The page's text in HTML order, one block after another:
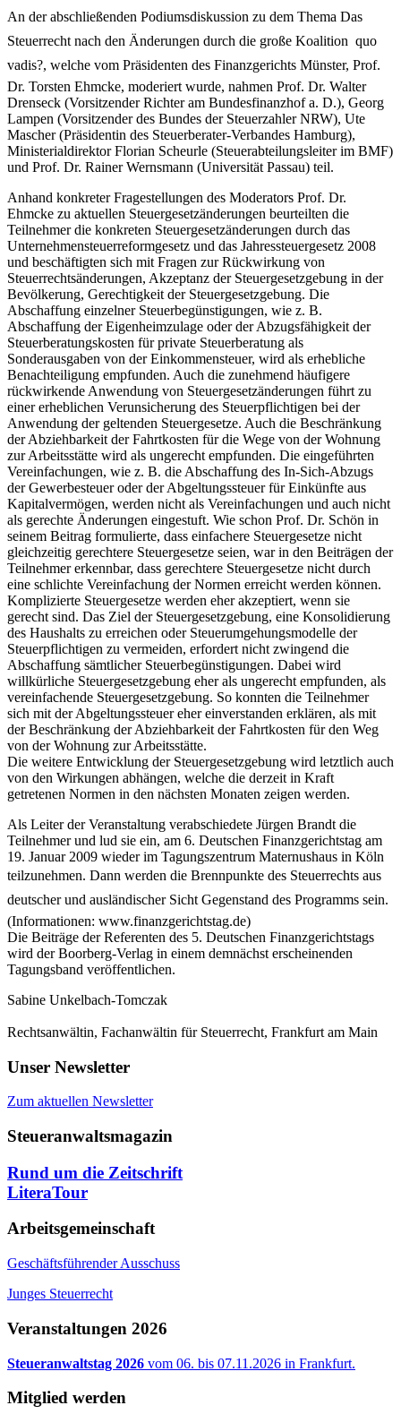
An der abschließenden Podiumsdiskussion zu dem Thema Das
Steuerrecht nach den Änderungen durch die große Koalition  quo
vadis?, welche vom Präsidenten des Finanzgerichts Münster, Prof.
Dr. Torsten Ehmcke, moderiert wurde, nahmen Prof. Dr. Walter
Drenseck (Vorsitzender Richter am Bundesfinanzhof a. D.), Georg
Lampen (Vorsitzender des Bundes der Steuerzahler NRW), Ute
Mascher (Präsidentin des Steuerberater-Verbandes Hamburg),
Ministerialdirektor Florian Scheurle (Steuerabteilungsleiter im BMF)
und Prof. Dr. Rainer Wernsmann (Universität Passau) teil.
Anhand konkreter Fragestellungen des Moderators Prof. Dr.
Ehmcke zu aktuellen Steuergesetzänderungen beurteilten die
Teilnehmer die konkreten Steuergesetzänderungen durch das
Unternehmensteuerreformgesetz und das Jahressteuergesetz 2008
und beschäftigten sich mit Fragen zur Rückwirkung von
Steuerrechtsänderungen, Akzeptanz der Steuergesetzgebung in der
Bevölkerung, Gerechtigkeit der Steuergesetzgebung. Die
Abschaffung einzelner Steuerbegünstigungen, wie z. B.
Abschaffung der Eigenheimzulage oder der Abzugsfähigkeit der
Steuerberatungskosten für private Steuerberatung als
Sonderausgaben von der Einkommensteuer, wird als erhebliche
Benachteiligung empfunden. Auch die zunehmend häufigere
rückwirkende Anwendung von Steuergesetzänderungen führt zu
einer erheblichen Verunsicherung des Steuerpflichtigen bei der
Anwendung der geltenden Steuergesetze. Auch die Beschränkung
der Abziehbarkeit der Fahrtkosten für die Wege von der Wohnung
zur Arbeitsstätte wird als ungerecht empfunden. Die eingeführten
Vereinfachungen, wie z. B. die Abschaffung des In-Sich-Abzugs
der Gewerbesteuer oder der Abgeltungssteuer für Einkünfte aus
Kapitalvermögen, werden nicht als Vereinfachungen und auch nicht
als gerechte Änderungen eingestuft. Wie schon Prof. Dr. Schön in
seinem Beitrag formulierte, dass einfachere Steuergesetze nicht
gleichzeitig gerechtere Steuergesetze seien, war in den Beiträgen der
Teilnehmer erkennbar, dass gerechtere Steuergesetze nicht durch
eine schlichte Vereinfachung der Normen erreicht werden können.
Komplizierte Steuergesetze werden eher akzeptiert, wenn sie
gerecht sind. Das Ziel der Steuergesetzgebung, eine Konsolidierung
des Haushalts zu erreichen oder Steuerumgehungsmodelle der
Steuerpflichtigen zu vermeiden, erfordert nicht zwingend die
Abschaffung sämtlicher Steuerbegünstigungen. Dabei wird
willkürliche Steuergesetzgebung eher als ungerecht empfunden, als
vereinfachende Steuergesetzgebung. So konnten die Teilnehmer
sich mit der Abgeltungssteuer eher einverstanden erklären, als mit
der Beschränkung der Abziehbarkeit der Fahrtkosten für den Weg
von der Wohnung zur Arbeitsstätte.
Die weitere Entwicklung der Steuergesetzgebung wird letztlich auch
von den Wirkungen abhängen, welche die derzeit in Kraft
getretenen Normen in den nächsten Monaten zeigen werden.
Als Leiter der Veranstaltung verabschiedete Jürgen Brandt die
Teilnehmer und lud sie ein, am 6. Deutschen Finanzgerichtstag am
19. Januar 2009 wieder im Tagungszentrum Maternushaus in Köln
teilzunehmen. Dann werden die Brennpunkte des Steuerrechts aus
deutscher und ausländischer Sicht Gegenstand des Programms sein.
(Informationen: www.finanzgerichtstag.de)
Die Beiträge der Referenten des 5. Deutschen Finanzgerichtstags
wird der Boorberg-Verlag in einem demnächst erscheinenden
Tagungsband veröffentlichen.
Sabine Unkelbach-Tomczak
Rechtsanwältin, Fachanwältin für Steuerrecht, Frankfurt am Main
Unser Newsletter
Zum aktuellen Newsletter
Steueranwaltsmagazin
Rund um die Zeitschrift
LiteraTour
Arbeitsgemeinschaft
Geschäftsführender Ausschuss
Junges Steuerrecht
Veranstaltungen 2026
Steueranwaltstag 2026 vom 06. bis 07.11.2026 in Frankfurt.
Mitglied werden